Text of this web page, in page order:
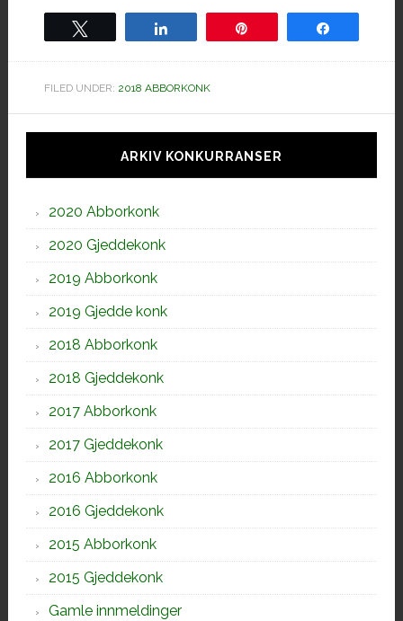
FILED UNDER: 2018 ABBORKONK
Hoved
ARKIV KONKURRANSER
2020 Abborkonk
2020 Gjeddekonk
2019 Abborkonk
2019 Gjedde konk
2018 Abborkonk
2018 Gjeddekonk
2017 Abborkonk
2017 Gjeddekonk
2016 Abborkonk
2016 Gjeddekonk
2015 Abborkonk
2015 Gjeddekonk
Gamle innmeldinger